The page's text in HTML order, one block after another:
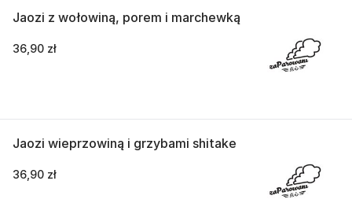
Jaozi z wołowiną, porem i marchewką
36,90 zł
Jaozi wieprzowiną i grzybami shitake
36,90 zł